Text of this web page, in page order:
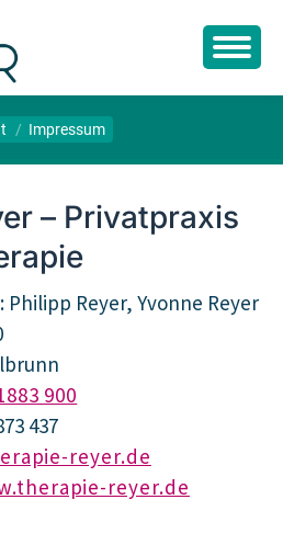
sich hier:
Impressum
– Privatpraxis
Philipp Reyer, Yvonne Reyer
900
437
reyer.de
reyer.de